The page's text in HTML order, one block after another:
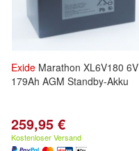
Exide Marathon XL6V180 6V
179Ah AGM Standby-Akku
259,95 €
Kostenloser Versand